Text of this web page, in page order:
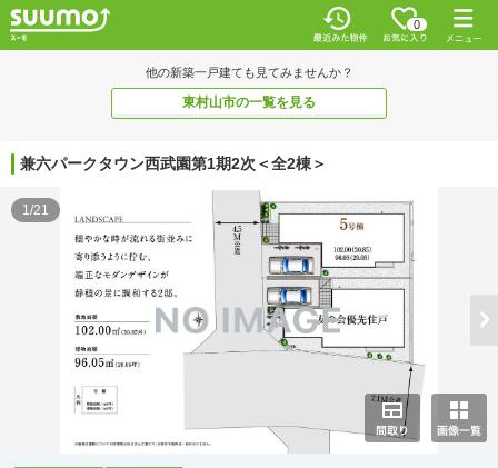
0
他の新築一戸建ても見てみませんか？
東村山市の一覧を見る
兼六パークタウン西武園第1期2次＜全2棟＞
1/21